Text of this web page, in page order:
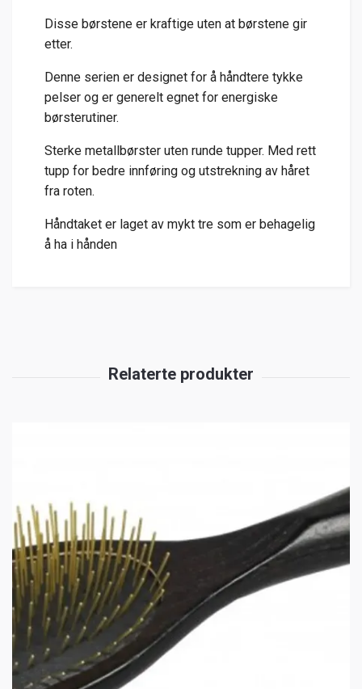
Disse børstene er kraftige uten at børstene gir
etter.
Denne serien er designet for å håndtere tykke
pelser og er generelt egnet for energiske
børsterutiner.
Sterke metallbørster uten runde tupper. Med rett
tupp for bedre innføring og utstrekning av håret
fra roten.
Håndtaket er laget av mykt tre som er behagelig
å ha i hånden